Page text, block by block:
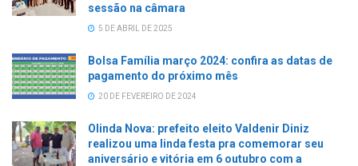
sessão na câmara
5 DE ABRIL DE 2025
Bolsa Família março 2024: confira as datas de
pagamento do próximo mês
20 DE FEVEREIRO DE 2024
Olinda Nova: prefeito eleito Valdenir Diniz
realizou uma linda festa pra comemorar seu
aniversário e vitória em 6 outubro com a